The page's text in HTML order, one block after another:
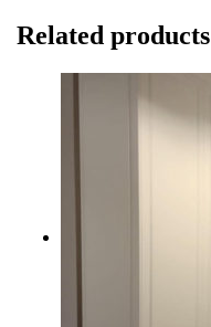
Related products